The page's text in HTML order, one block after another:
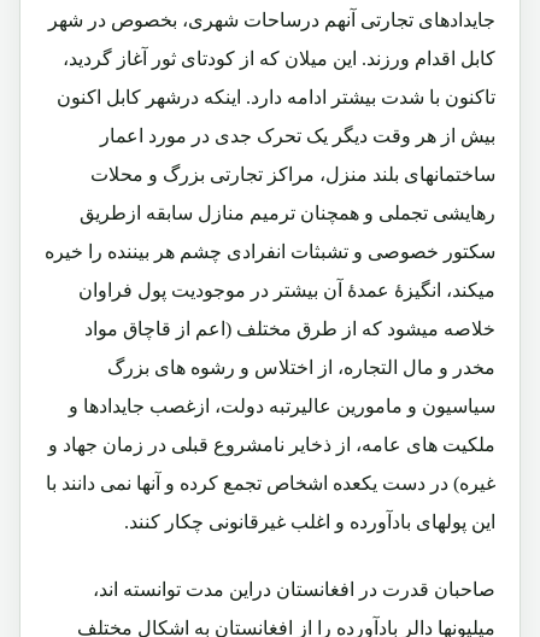
جایدادهای تجارتی آنهم درساحات شهری، بخصوص در شهر
کابل اقدام ورزند. این میلان که از کودتای ثور آغاز گردید،
تاکنون با شدت بیشتر ادامه دارد. اینکه درشهر کابل اکنون
بیش از هر وقت دیگر یک تحرک جدی در مورد اعمار
ساختمانهای بلند منزل، مراکز تجارتی بزرگ و محلات
رهایشی تجملی و همچنان ترمیم منازل سابقه ازطریق
سکتور خصوصی و تشبثات انفرادی چشم هر بیننده را خیره
میکند، انگیزۀ عمدۀ آن بیشتر در موجودیت پول فراوان
خلاصه میشود که از طرق مختلف (اعم از قاچاق مواد
مخدر و مال التجاره، از اختلاس و رشوه های بزرگ
سیاسیون و مامورین عالیرتبه دولت، ازغصب جایدادها و
ملکیت های عامه، از ذخایر نامشروع قبلی در زمان جهاد و
غیره) در دست یکعده اشخاص تجمع کرده و آنها نمی دانند با
این پولهای بادآورده و اغلب غیرقانونی چکار کنند.
صاحبان قدرت در افغانستان دراین مدت توانسته اند،
میلیونها دالر بادآورده را از افغانستان به اشکال مختلف